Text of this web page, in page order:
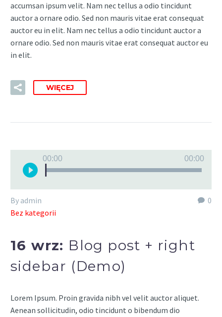
accumsan ipsum velit. Nam nec tellus a odio tincidunt
auctor a ornare odio. Sed non mauris vitae erat consequat
auctor eu in elit. Nam nec tellus a odio tincidunt auctor a
ornare odio. Sed non mauris vitae erat consequat auctor eu
in elit.
WIĘCEJ
plików
00:00 00:00
0
By admin
Bez kategorii
16 wrz: Blog post + right
sidebar (Demo)
Lorem Ipsum. Proin gravida nibh vel velit auctor aliquet.
Aenean sollicitudin, odio tincidunt o bibendum dio